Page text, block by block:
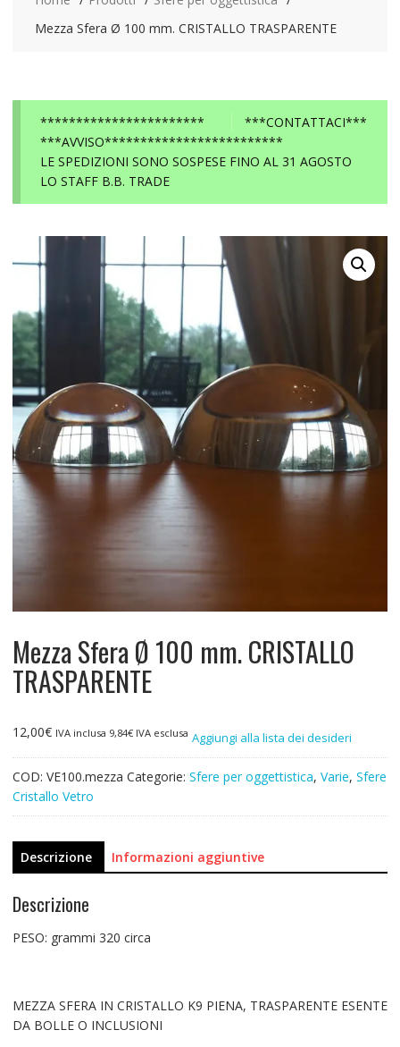
Mezza Sfera Ø 100 mm. CRISTALLO TRASPARENTE
***CONTATTACI***
***********************
***AVVISO*************************
LE SPEDIZIONI SONO SOSPESE FINO AL 31 AGOSTO
LO STAFF B.B. TRADE
Mezza Sfera Ø 100 mm. CRISTALLO
TRASPARENTE
12,00€ IVA inclusa 9,84€IVA esclusa Aggiungi alla lista dei desideri
COD: VE100.mezza Categorie: Sfere per oggettistica, Varie, Sfere
Cristallo Vetro
Descrizione Informazioni aggiuntive
Descrizione
PESO: grammi 320 circa
MEZZA SFERA IN CRISTALLO K9 PIENA, TRASPARENTE ESENTE
DA BOLLE O INCLUSIONI